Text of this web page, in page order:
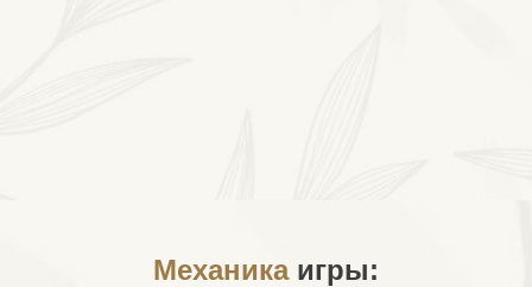
Механика игры: